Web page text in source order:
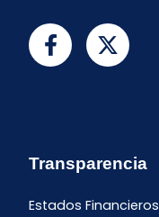
Transparencia
Estados Financieros